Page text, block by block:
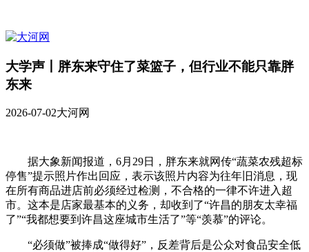
大学声丨胖东来守住了菜篮子，但行业不能只靠胖
东来
2026-07-02大河网
据大象新闻报道，6月29日，胖东来就网传“蔬菜农残超标
停售”提示照片作出回应，表示该照片内容为往年旧消息，现
在所有商品进店前必须经过检测，不合格的一律不许进入超
市。这本是店家最基本的义务，却收到了“许昌的朋友太幸福
了”“我都想要到许昌这座城市生活了”等“羡慕”的评论。
“必须做”被捧成“做得好”，反差背后是公众对食品安全低